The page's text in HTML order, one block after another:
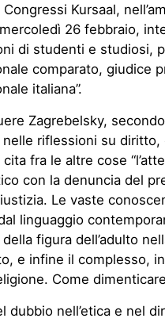
Kursaal,
26 febbraio,
di studenti e studiosi,
comparato, giudice
italiana”.
Zagrebelsky,
riflessioni su diritto,
fra le altre cose
con la denuncia del
Le vaste
linguaggio
figura dell’adulto
e infine il complesso,
Come
dubbio nell’etica e nel